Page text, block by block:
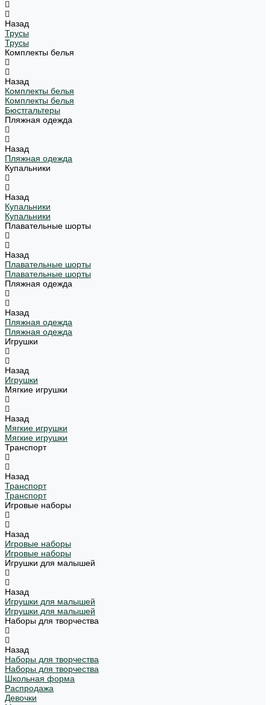
Назад
Трусы
Трусы
Комплекты белья
Назад
Комплекты белья
Комплекты белья
Бюстгальтеры
Пляжная одежда
Назад
Пляжная одежда
Купальники
Назад
Купальники
Купальники
Плавательные шорты
Назад
Плавательные шорты
Плавательные шорты
Пляжная одежда
Назад
Пляжная одежда
Пляжная одежда
Игрушки
Назад
Игрушки
Мягкие игрушки
Назад
Мягкие игрушки
Мягкие игрушки
Транспорт
Назад
Транспорт
Транспорт
Игровые наборы
Назад
Игровые наборы
Игровые наборы
Игрушки для малышей
Назад
Игрушки для малышей
Игрушки для малышей
Наборы для творчества
Назад
Наборы для творчества
Наборы для творчества
Школьная форма
Распродажа
Девочки